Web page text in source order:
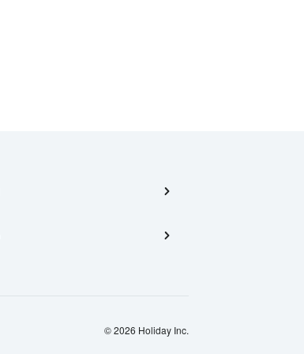
© 2026 Holiday Inc.